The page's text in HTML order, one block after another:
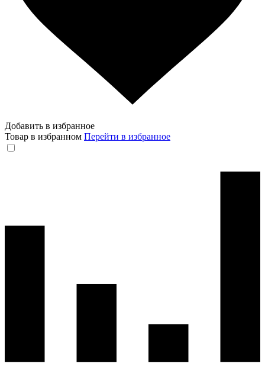
Добавить в избранное
Товар в избранном Перейти в избранное